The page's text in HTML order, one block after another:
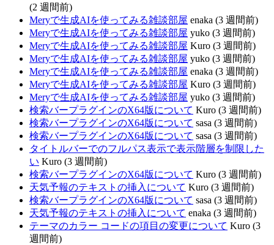
(2 週間前)
Meryで生成AIを使ってみる雑談部屋 enaka (3 週間前)
Meryで生成AIを使ってみる雑談部屋 yuko (3 週間前)
Meryで生成AIを使ってみる雑談部屋 Kuro (3 週間前)
Meryで生成AIを使ってみる雑談部屋 yuko (3 週間前)
Meryで生成AIを使ってみる雑談部屋 enaka (3 週間前)
Meryで生成AIを使ってみる雑談部屋 Kuro (3 週間前)
Meryで生成AIを使ってみる雑談部屋 yuko (3 週間前)
検索バープラグインのX64版について Kuro (3 週間前)
検索バープラグインのX64版について sasa (3 週間前)
検索バープラグインのX64版について sasa (3 週間前)
タイトルバーでのフルパス表示で表示階層を制限した
い Kuro (3 週間前)
検索バープラグインのX64版について Kuro (3 週間前)
天気予報のテキストの挿入について Kuro (3 週間前)
検索バープラグインのX64版について sasa (3 週間前)
天気予報のテキストの挿入について enaka (3 週間前)
テーマのカラー コードの項目の変更について Kuro (3
週間前)